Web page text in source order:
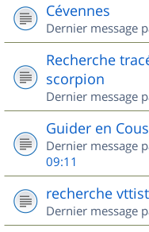
Cévennes
Dernier message
Recherche
scorpion
Dernier message
Guider en
Dernier message
09:11
recherche
Dernier message